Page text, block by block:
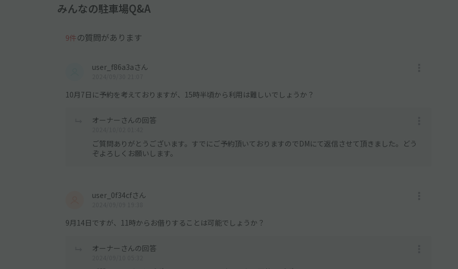
みんなの駐車場Q&A
9件の質問があります
user_f86a3aさん
10月7日に予約を考えておりますが、15時半頃から利用は難しいでしょうか？
オーナーさんの回答
ご質問ありがとうございます。すでにご予約頂いておりますのでDMにて返信させて頂きました。どう
ぞよろしくお願いします。
user_0f34cfさん
9月14日ですが、11時からお借りすることは可能でしょうか？
オーナーさんの回答